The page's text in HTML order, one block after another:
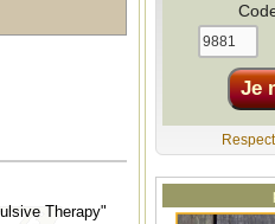
Therapy"